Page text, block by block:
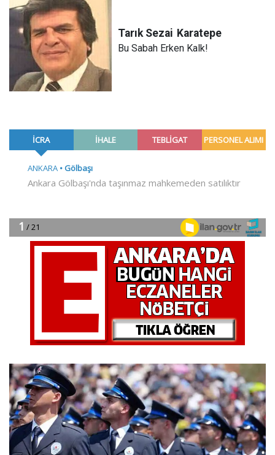
Tarık Sezai Karatepe
Bu Sabah Erken Kalk!